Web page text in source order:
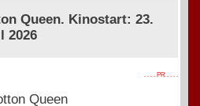
Queen. Kinostart: 23.
2026
. . . . PR . . . .